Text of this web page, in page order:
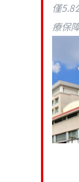
僅5.8
療保